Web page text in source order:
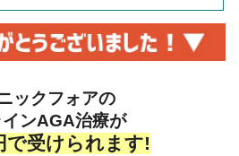
ックフォアの
ンAGA治療が
で受けられます!